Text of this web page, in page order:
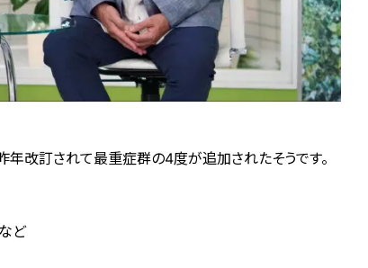
改訂されて最重症群の4度が追加されたそうです。
ど